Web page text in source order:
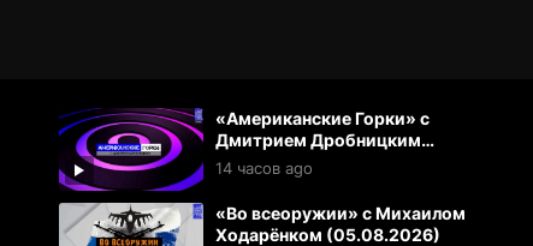
«Американские Горки» с
Дмитрием Дробницким
(05.08.2026)
14 часов ago
«Во всеоружии» с Михаилом
Ходарёнком (05.08.2026)